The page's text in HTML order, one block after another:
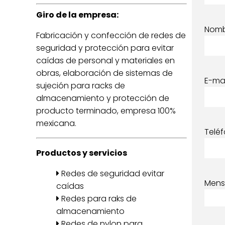
Giro de la empresa:
Fabricación y confección de redes de
seguridad y protección para evitar
caídas de personal y materiales en
obras, elaboración de sistemas de
sujeción para racks de
almacenamiento y protección de
producto terminado, empresa 100%
mexicana.
Productos y servicios
Redes de seguridad evitar
caídas
Redes para raks de
almacenamiento
E-